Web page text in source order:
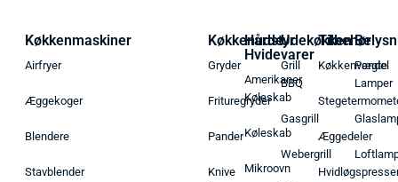
Køkkenmaskiner
Airfryer
Æggekoger
Blendere
Stavblender
Køkkenudstyr
Gryder
Frituregryder
Pander
Knive
Hårde
Hvidevarer
Amerikaner
Køleskab
Køleskab
Mikroovn
Udekøkken
Grill
BBQ
Gasgrill
Webergrill
Tilbehør
Køkkenvægte
Æggedeler
Pendel
Lamper